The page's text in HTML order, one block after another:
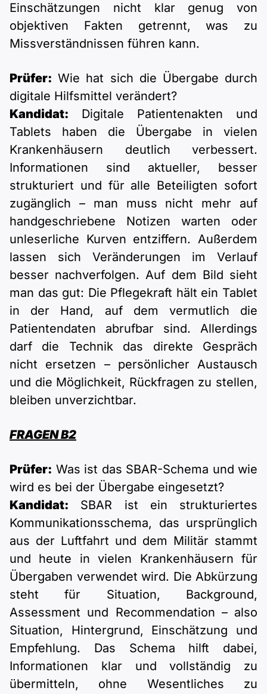
Einschätzungen nicht klar genug von
objektiven Fakten getrennt, was zu
Missverständnissen führen kann.
Prüfer: Wie hat sich die Übergabe durch
digitale Hilfsmittel verändert?
Kandidat: Digitale Patientenakten und
Tablets haben die Übergabe in vielen
Krankenhäusern deutlich verbessert.
Informationen sind aktueller, besser
strukturiert und für alle Beteiligten sofort
zugänglich – man muss nicht mehr auf
handgeschriebene Notizen warten oder
unleserliche Kurven entziffern. Außerdem
lassen sich Veränderungen im Verlauf
besser nachverfolgen. Auf dem Bild sieht
man das gut: Die Pflegekraft hält ein Tablet
in der Hand, auf dem vermutlich die
Patientendaten abrufbar sind. Allerdings
darf die Technik das direkte Gespräch
nicht ersetzen – persönlicher Austausch
und die Möglichkeit, Rückfragen zu stellen,
bleiben unverzichtbar.
FRAGEN B2
Prüfer: Was ist das SBAR-Schema und wie
wird es bei der Übergabe eingesetzt?
Kandidat: SBAR ist ein strukturiertes
Kommunikationsschema, das ursprünglich
aus der Luftfahrt und dem Militär stammt
und heute in vielen Krankenhäusern für
Übergaben verwendet wird. Die Abkürzung
steht für Situation, Background,
Assessment und Recommendation – also
Situation, Hintergrund, Einschätzung und
Empfehlung. Das Schema hilft dabei,
Informationen klar und vollständig zu
übermitteln, ohne Wesentliches zu